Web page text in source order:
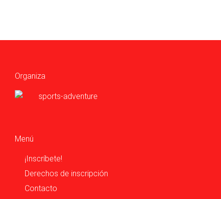
Organiza
Menú
¡Inscríbete!
Derechos de inscripción
Contacto